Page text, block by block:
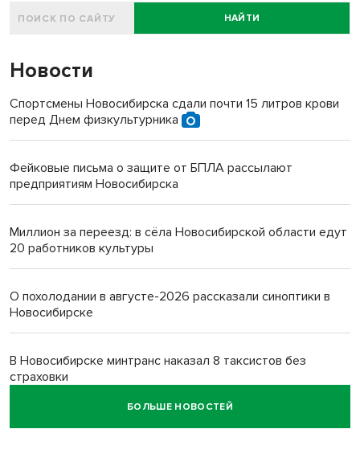
НАЙТИ
Новости
Спортсмены Новосибирска сдали почти 15 литров крови
перед Днем физкультурника
Фейковые письма о защите от БПЛА рассылают
предприятиям Новосибирска
Миллион за переезд: в сёла Новосибирской области едут
20 работников культуры
О похолодании в августе-2026 рассказали синоптики в
Новосибирске
В Новосибирске минтранс наказал 8 таксистов без
страховки
Андрей Травников поблагодарил новосибирских
БОЛЬШЕ НОВОСТЕЙ